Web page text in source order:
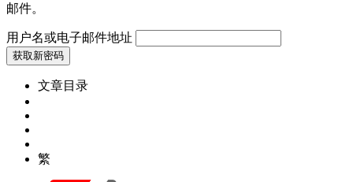
邮件。
用户名或电子邮件地址
文章目录
繁